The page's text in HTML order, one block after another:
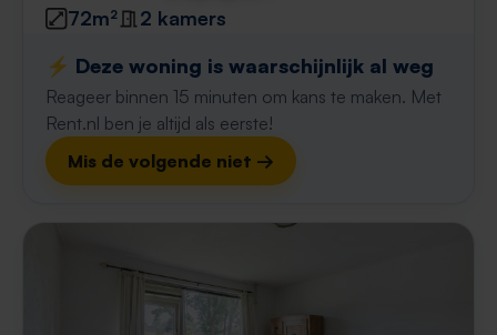
72m²
2 kamers
⚡️ Deze woning is waarschijnlijk al weg
Reageer binnen 15 minuten om kans te maken. Met
Rent.nl ben je altijd als eerste!
Mis de volgende niet →